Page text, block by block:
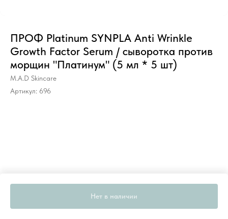
ПРОФ Platinum SYNPLA Anti Wrinkle
Growth Factor Serum / сыворотка против
морщин "Платинум" (5 мл * 5 шт)
M.A.D Skincare
Артикул: 696
Нет в наличии